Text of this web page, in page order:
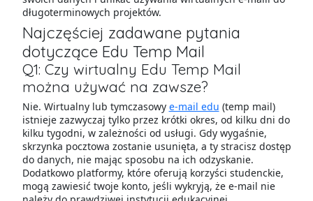
długoterminowych projektów.
Najczęściej zadawane pytania
dotyczące Edu Temp Mail
Q1: Czy wirtualny Edu Temp Mail
można używać na zawsze?
Nie. Wirtualny lub tymczasowy e-mail edu (temp mail)
istnieje zazwyczaj tylko przez krótki okres, od kilku dni do
kilku tygodni, w zależności od usługi. Gdy wygaśnie,
skrzynka pocztowa zostanie usunięta, a ty stracisz dostęp
do danych, nie mając sposobu na ich odzyskanie.
Dodatkowo platformy, które oferują korzyści studenckie,
mogą zawiesić twoje konto, jeśli wykryją, że e-mail nie